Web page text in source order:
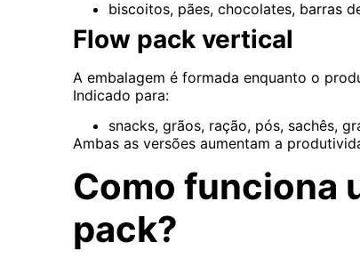
biscoitos, pães, chocolates, barras
Flow pack vertical
A embalagem é formada enquanto o
Indicado para:
snacks, grãos, ração, pós, sachês,
Ambas as versões aumentam a
Como funciona
pack?